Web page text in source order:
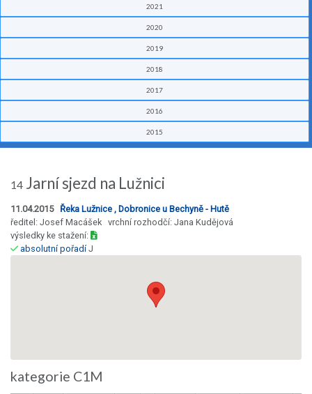
2021
2020
2019
2018
2017
2016
2015
14 Jarní sjezd na Lužnici
11.04.2015 Řeka Lužnice , Dobronice u Bechyně - Hutě
ředitel: Josef Macášek vrchní rozhodčí: Jana Kudějová
výsledky ke stažení:
absolutní pořadíJ
kategorie C1M